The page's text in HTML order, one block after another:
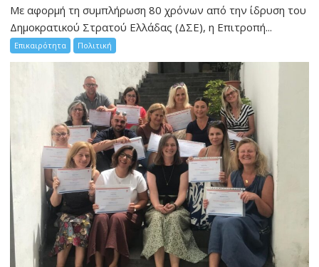
Με αφορμή τη συμπλήρωση 80 χρόνων από την ίδρυση του
Δημοκρατικού Στρατού Ελλάδας (ΔΣΕ), η Επιτροπή...
Επικαιρότητα Πολιτική